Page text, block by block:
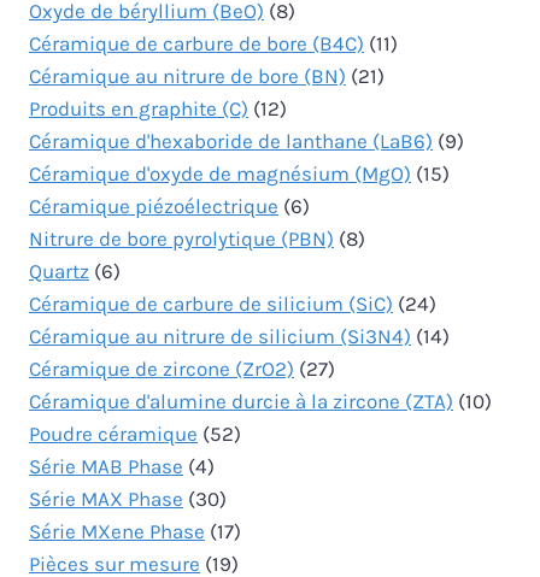
Oxyde de béryllium (BeO) (8)
Céramique de carbure de bore (B4C) (11)
Céramique au nitrure de bore (BN) (21)
Produits en graphite (C) (12)
Céramique d'hexaboride de lanthane (LaB6) (9)
Céramique d'oxyde de magnésium (MgO) (15)
Céramique piézoélectrique (6)
Nitrure de bore pyrolytique (PBN) (8)
Quartz (6)
Céramique de carbure de silicium (SiC) (24)
Céramique au nitrure de silicium (Si3N4) (14)
Céramique de zircone (ZrO2) (27)
Céramique d'alumine durcie à la zircone (ZTA) (10)
Poudre céramique (52)
Série MAB Phase (4)
Série MAX Phase (30)
Série MXene Phase (17)
Pièces sur mesure (19)